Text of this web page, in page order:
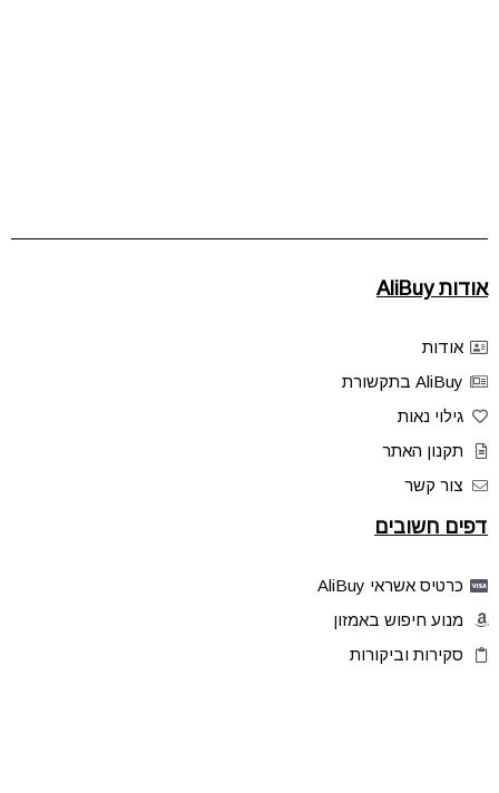
אודות AliBuy
אודות
AliBuy בתקשורת
גילוי נאות
תקנון האתר
צור קשר
דפים חשובים
כרטיס אשראי AliBuy
מנוע חיפוש באמזון
סקירות וביקורות